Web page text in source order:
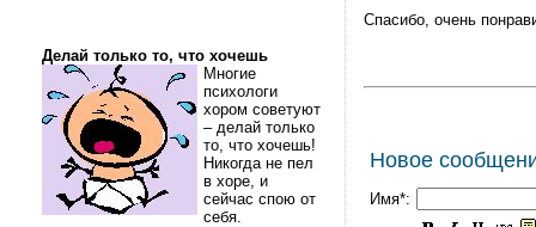
Делай только то, что хочешь
Многие
психологи
хором советуют
– делай только
то, что хочешь!
Никогда не пел
в хоре, и
сейчас спою от
себя.
Спасибо, очень
Новое
Имя*: